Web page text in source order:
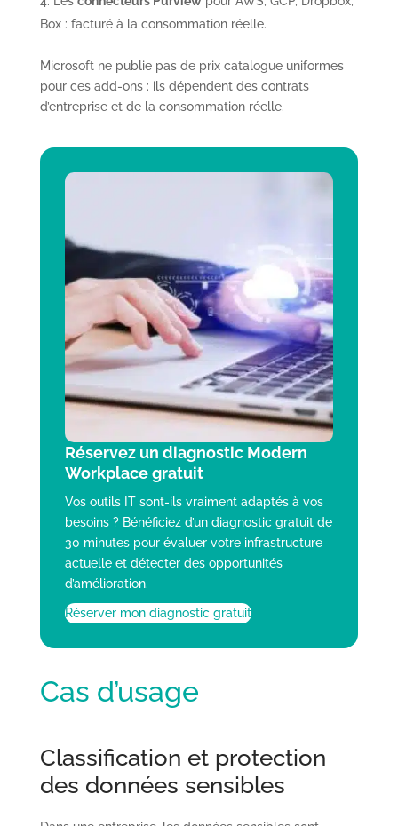
Box : facturé à la consommation réelle.
Microsoft ne publie pas de prix catalogue uniformes
pour ces add-ons : ils dépendent des contrats
d’entreprise et de la consommation réelle.
Réservez un diagnostic Modern
Workplace gratuit
Vos outils IT sont-ils vraiment adaptés à vos
besoins ? Bénéficiez d’un diagnostic gratuit de
30 minutes pour évaluer votre infrastructure
actuelle et détecter des opportunités
d’amélioration.
Réserver mon diagnostic gratuit
Cas d’usage
Classification et protection
des données sensibles